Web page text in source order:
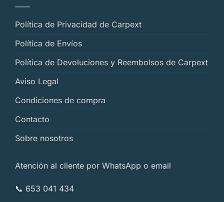
Política de Privacidad de Carpext
Política de Envíos
Política de Devoluciones y Reembolsos de Carpext
Aviso Legal
Condiciones de compra
Contacto
Sobre nosotros
Atención al cliente por WhatsApp o email
📞 653 041 434